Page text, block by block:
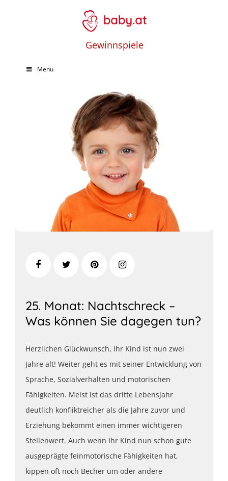
Gewinnspiele
Menu
25. Monat: Nachtschreck –
Was können Sie dagegen tun?
Herzlichen Glückwunsch, Ihr Kind ist nun zwei
Jahre alt! Weiter geht es mit seiner Entwicklung von
Sprache, Sozialverhalten und motorischen
Fähigkeiten. Meist ist das dritte Lebensjahr
deutlich konfliktreicher als die Jahre zuvor und
Erziehung bekommt einen immer wichtigeren
Stellenwert. Auch wenn Ihr Kind nun schon gute
ausgeprägte feinmotorische Fähigkeiten hat,
kippen oft noch Becher um oder andere